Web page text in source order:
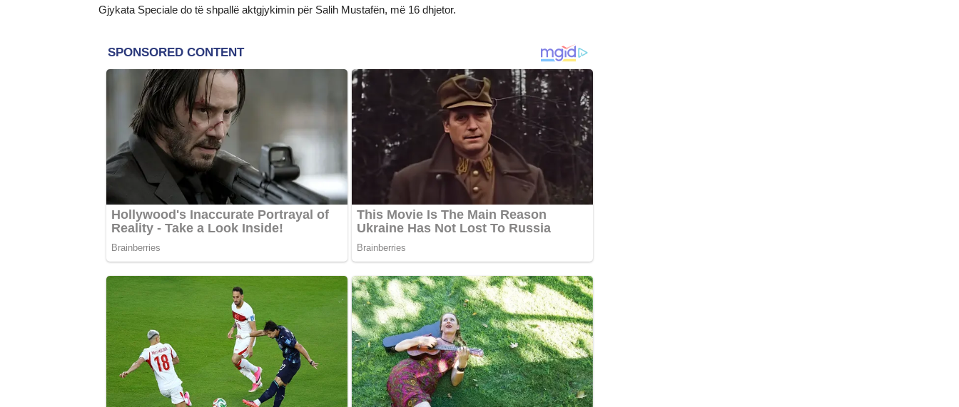
Gjykata Speciale do të shpallë aktgjykimin për Salih Mustafën, më 16 dhjetor.